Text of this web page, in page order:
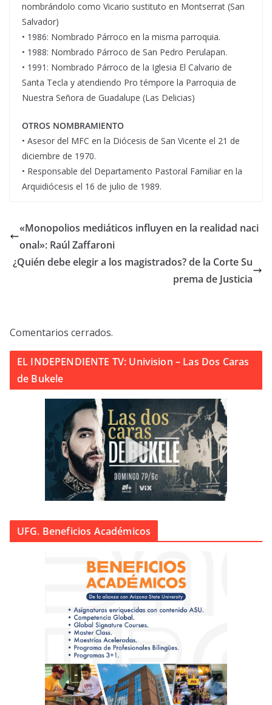
nombrándolo como Vicario sustituto en Montserrat (San
Salvador)
• 1986: Nombrado Párroco en la misma parroquia.
• 1988: Nombrado Párroco de San Pedro Perulapan.
• 1991: Nombrado Párroco de la Iglesia El Calvario de
Santa Tecla y atendiendo Pro témpore la Parroquia de
Nuestra Señora de Guadalupe (Las Delicias)
OTROS NOMBRAMIENTO
• Asesor del MFC en la Diócesis de San Vicente el 21 de
diciembre de 1970.
• Responsable del Departamento Pastoral Familiar en la
Arquidiócesis el 16 de julio de 1989.
«Monopolios mediáticos influyen en la realidad naci
onal»: Raúl Zaffaroni
¿Quién debe elegir a los magistrados? de la Corte Su
prema de Justicia
Comentarios cerrados.
EL INDEPENDIENTE TV: Univision – Las Dos Caras
de Bukele
UFG. Beneficios Académicos